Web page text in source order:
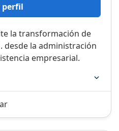
perfil
la transformación de
desde la administración
empresarial.